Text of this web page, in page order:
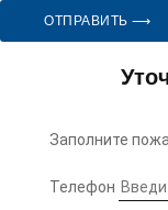
ОТПРАВИТЬ ⟶
Заполните
Телефон